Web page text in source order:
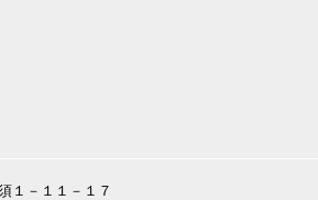
１－１１－１７